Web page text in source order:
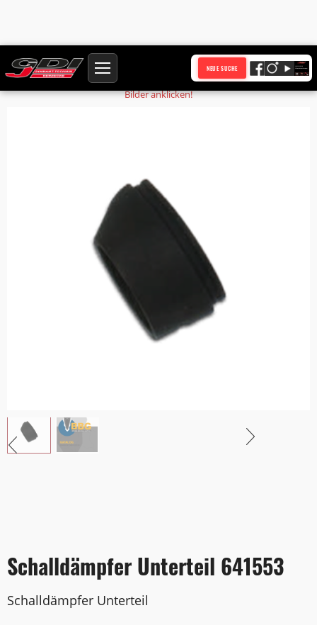
NEUE SUCHE
Startseite Produkte Schalldämpfer Unterteil 641553
Bilder anklicken!
Schalldämpfer Unterteil 641553
Schalldämpfer Unterteil